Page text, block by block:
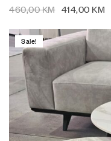
460,00KM 414,00 KM
Sale!